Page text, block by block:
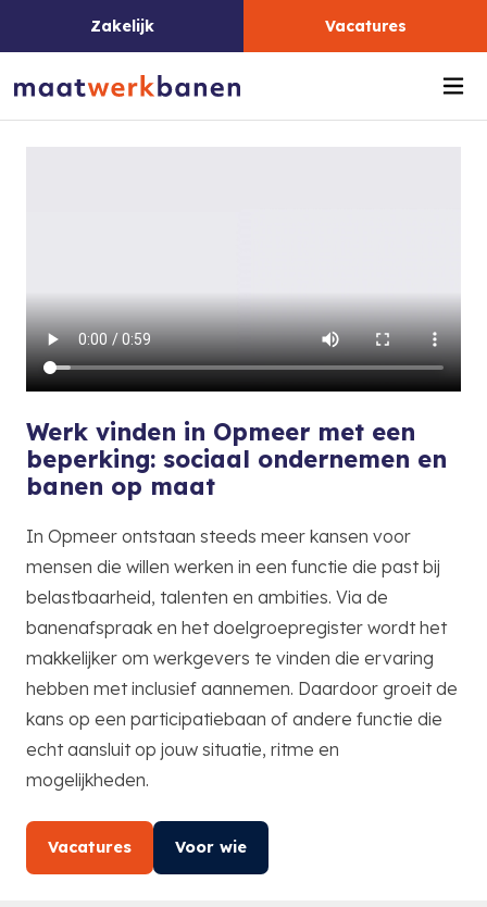
Zakelijk Vacatures
Werk vinden in Opmeer met een
beperking: sociaal ondernemen en
banen op maat
In Opmeer ontstaan steeds meer kansen voor
mensen die willen werken in een functie die past bij
belastbaarheid, talenten en ambities. Via de
banenafspraak en het doelgroepregister wordt het
makkelijker om werkgevers te vinden die ervaring
hebben met inclusief aannemen. Daardoor groeit de
kans op een participatiebaan of andere functie die
echt aansluit op jouw situatie, ritme en
mogelijkheden.
Vacatures Voor wie